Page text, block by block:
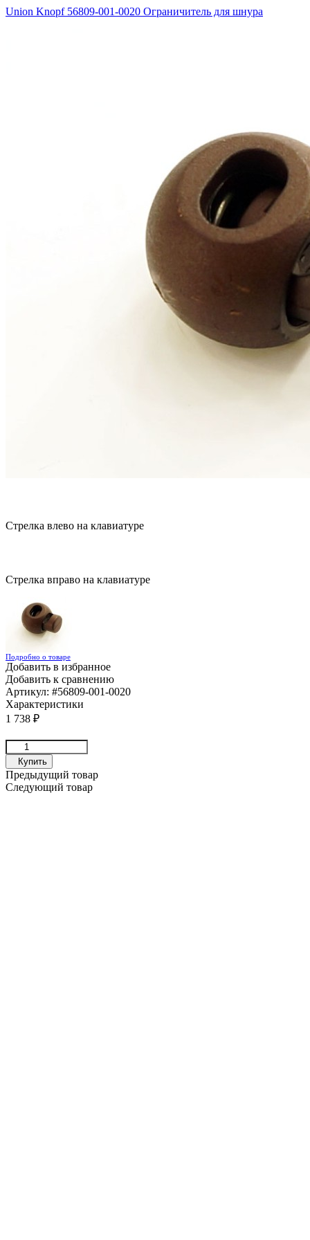
Union Knopf 56809-001-0020 Ограничитель для шнура
Стрелка влево на клавиатуре
Стрелка вправо на клавиатуре
Подробно о товаре
Добавить в избранное
Добавить к сравнению
Артикул: #56809-001-0020
Характеристики
1 738 ₽
Купить
Предыдущий товар
Следующий товар